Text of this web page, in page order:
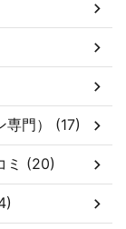
専門） (17)
ミ (20)